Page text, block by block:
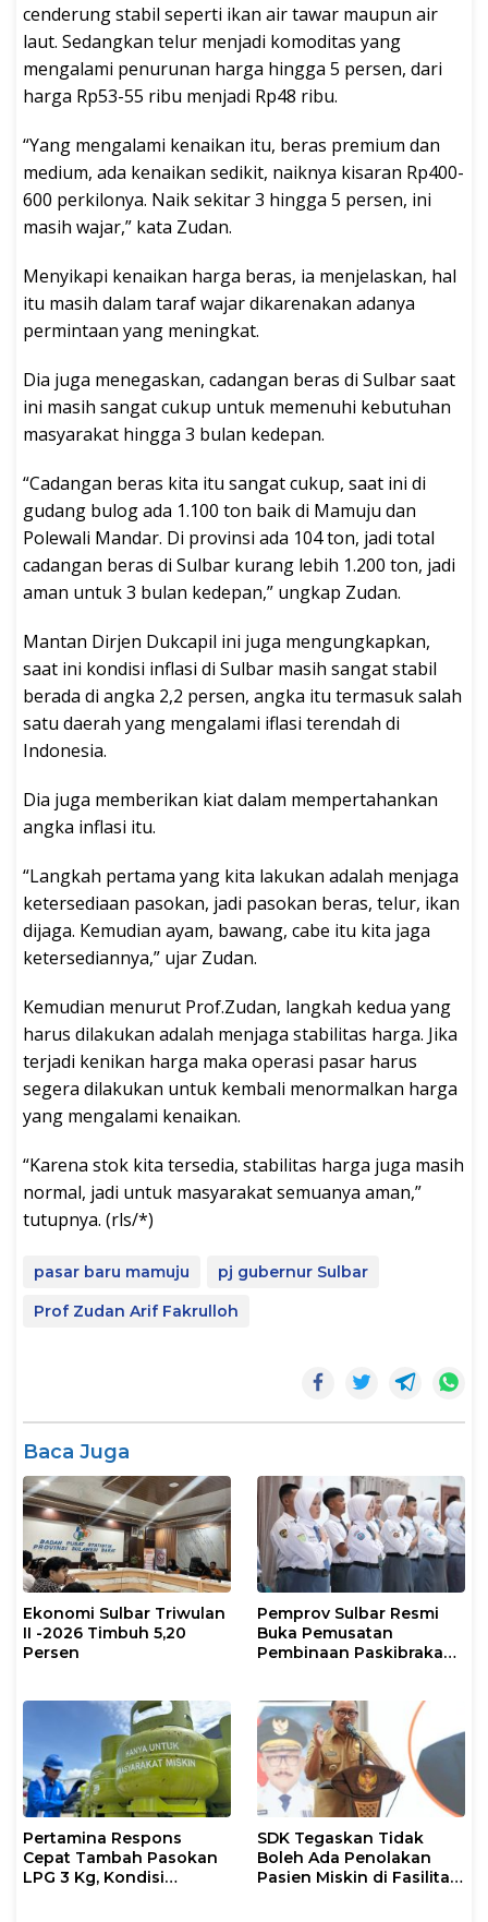
cenderung stabil seperti ikan air tawar maupun air
laut. Sedangkan telur menjadi komoditas yang
mengalami penurunan harga hingga 5 persen, dari
harga Rp53-55 ribu menjadi Rp48 ribu.
“Yang mengalami kenaikan itu, beras premium dan
medium, ada kenaikan sedikit, naiknya kisaran Rp400-
600 perkilonya. Naik sekitar 3 hingga 5 persen, ini
masih wajar,” kata Zudan.
Menyikapi kenaikan harga beras, ia menjelaskan, hal
itu masih dalam taraf wajar dikarenakan adanya
permintaan yang meningkat.
Dia juga menegaskan, cadangan beras di Sulbar saat
ini masih sangat cukup untuk memenuhi kebutuhan
masyarakat hingga 3 bulan kedepan.
“Cadangan beras kita itu sangat cukup, saat ini di
gudang bulog ada 1.100 ton baik di Mamuju dan
Polewali Mandar. Di provinsi ada 104 ton, jadi total
cadangan beras di Sulbar kurang lebih 1.200 ton, jadi
aman untuk 3 bulan kedepan,” ungkap Zudan.
Mantan Dirjen Dukcapil ini juga mengungkapkan,
saat ini kondisi inflasi di Sulbar masih sangat stabil
berada di angka 2,2 persen, angka itu termasuk salah
satu daerah yang mengalami iflasi terendah di
Indonesia.
Dia juga memberikan kiat dalam mempertahankan
angka inflasi itu.
“Langkah pertama yang kita lakukan adalah menjaga
ketersediaan pasokan, jadi pasokan beras, telur, ikan
dijaga. Kemudian ayam, bawang, cabe itu kita jaga
ketersediannya,” ujar Zudan.
Kemudian menurut Prof.Zudan, langkah kedua yang
harus dilakukan adalah menjaga stabilitas harga. Jika
terjadi kenikan harga maka operasi pasar harus
segera dilakukan untuk kembali menormalkan harga
yang mengalami kenaikan.
“Karena stok kita tersedia, stabilitas harga juga masih
normal, jadi untuk masyarakat semuanya aman,”
tutupnya. (rls/*)
pasar baru mamuju
pj gubernur Sulbar
Prof Zudan Arif Fakrulloh
Baca Juga
Ekonomi Sulbar Triwulan
II -2026 Timbuh 5,20
Persen
Pemprov Sulbar Resmi
Buka Pemusatan
Pembinaan Paskibraka
Pertamina Respons
Cepat Tambah Pasokan
LPG 3 Kg, Kondisi
SDK Tegaskan Tidak
Boleh Ada Penolakan
Pasien Miskin di Fasilitas